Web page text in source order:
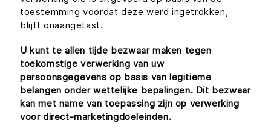
toestemming voordat deze werd ingetrokken,
blijft onaangetast.
U kunt te allen tijde bezwaar maken tegen
toekomstige verwerking van uw
persoonsgegevens op basis van legitieme
belangen onder wettelijke bepalingen. Dit bezwaar
kan met name van toepassing zijn op verwerking
voor direct-marketingdoeleinden.